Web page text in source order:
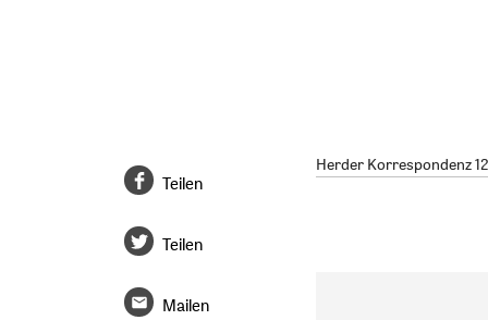
Herder Korrespondenz
Teilen
Teilen
Mailen